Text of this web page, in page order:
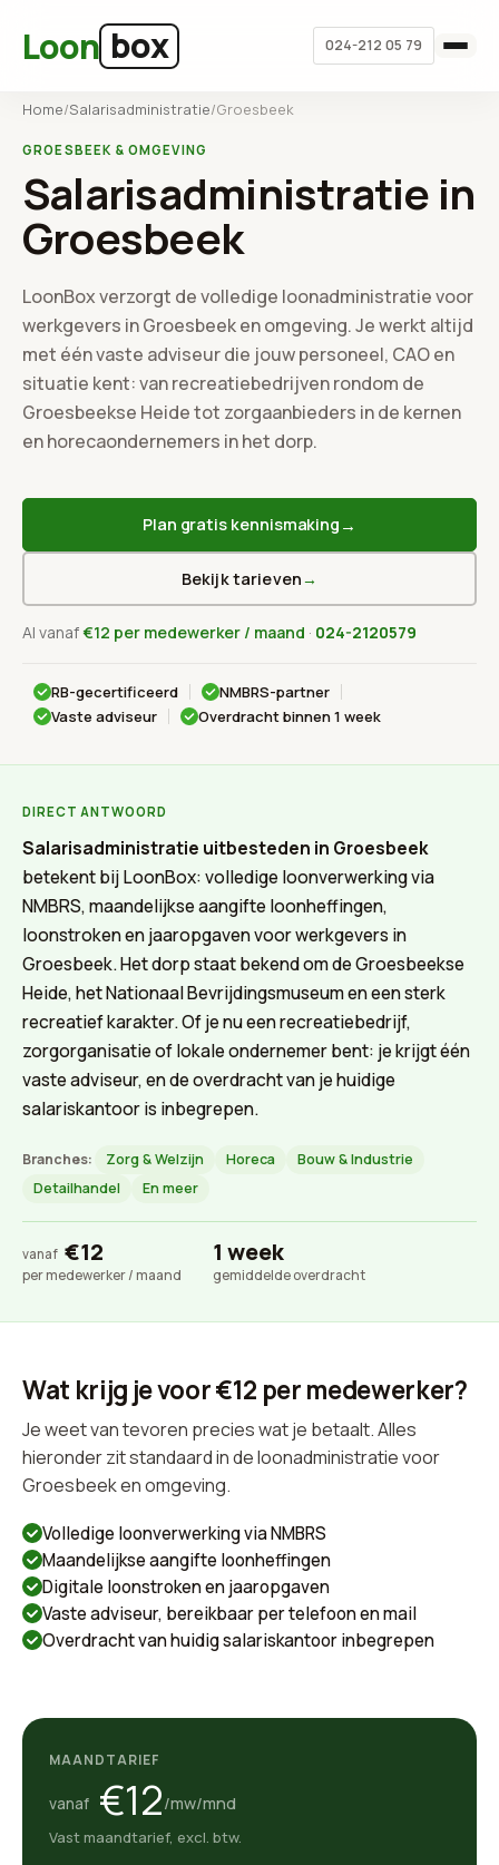
Loon box 024-212 05 79
Home/Salarisadministratie/Groesbeek
GROESBEEK & OMGEVING
Salarisadministratie in
Groesbeek
LoonBox verzorgt de volledige loonadministratie voor
werkgevers in Groesbeek en omgeving. Je werkt altijd
met één vaste adviseur die jouw personeel, CAO en
situatie kent: van recreatiebedrijven rondom de
Groesbeekse Heide tot zorgaanbieders in de kernen
en horecaondernemers in het dorp.
Plan gratis kennismaking →
Bekijk tarieven→
Al vanaf€12 per medewerker / maand · 024-2120579
RB-gecertificeerd
NMBRS-partner
Vaste adviseur
Overdracht binnen 1 week
DIRECT ANTWOORD
Salarisadministratie uitbesteden in Groesbeek
betekent bij LoonBox: volledige loonverwerking via
NMBRS, maandelijkse aangifte loonheffingen,
loonstroken en jaaropgaven voor werkgevers in
Groesbeek. Het dorp staat bekend om de Groesbeekse
Heide, het Nationaal Bevrijdingsmuseum en een sterk
recreatief karakter. Of je nu een recreatiebedrijf,
zorgorganisatie of lokale ondernemer bent: je krijgt één
vaste adviseur, en de overdracht van je huidige
salariskantoor is inbegrepen.
Branches: Zorg & Welzijn Horeca
Bouw & Industrie
Detailhandel
En meer
vanaf €12
per medewerker / maand
1 week
gemiddelde overdracht
Wat krijg je voor €12 per medewerker?
Je weet van tevoren precies wat je betaalt. Alles
hieronder zit standaard in de loonadministratie voor
Groesbeek en omgeving.
Volledige loonverwerking via NMBRS
Maandelijkse aangifte loonheffingen
Digitale loonstroken en jaaropgaven
Vaste adviseur, bereikbaar per telefoon en mail
Overdracht van huidig salariskantoor inbegrepen
MAANDTARIEF
vanaf €12/mw/mnd
Vast maandtarief, excl. btw.